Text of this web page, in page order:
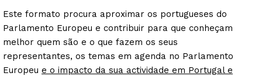
Este formato procura aproximar os portugueses do
Parlamento Europeu e contribuir para que conheçam
melhor quem são e o que fazem os seus
representantes, os temas em agenda no Parlamento
Europeu e o impacto da sua actividade em Portugal e